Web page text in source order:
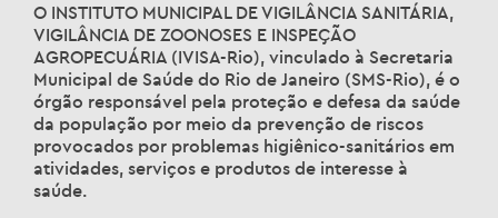
O INSTITUTO MUNICIPAL DE VIGILÂNCIA SANITÁRIA,
VIGILÂNCIA DE ZOONOSES E INSPEÇÃO
AGROPECUÁRIA (IVISA-Rio), vinculado à Secretaria
Municipal de Saúde do Rio de Janeiro (SMS-Rio), é o
órgão responsável pela proteção e defesa da saúde
da população por meio da prevenção de riscos
provocados por problemas higiênico-sanitários em
atividades, serviços e produtos de interesse à
saúde.